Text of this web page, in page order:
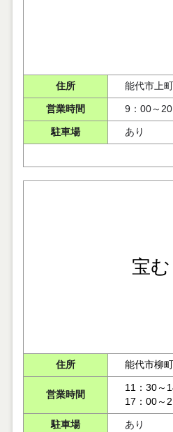
住所 能代
営業時間 9：00～20
駐車場 あり
宝
住所 能代市柳
営業時間
11：30～
17：00～
駐車場 あり